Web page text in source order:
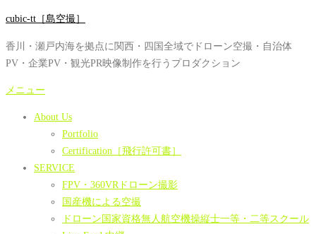
コ
テ
ン
ツ
cubic-tt［島空撮］
香川・瀬戸内海を拠点に関西・四国全域でドローン空撮・自治体
PV・企業PV・観光PR映像制作を行うプロダクション
メニュー
About Us
Portfolio
Certification［飛行許可書］
SERVICE
FPV・360VRドローン撮影
国産機による空撮
ドローン国家資格無人航空機操縦士一等・二等スクール